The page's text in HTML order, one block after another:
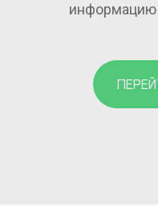
информацию